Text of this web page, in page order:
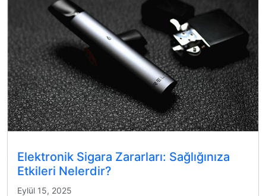
Elektronik Sigara Zararları: Sağlığınıza
Etkileri Nelerdir?
Eylül 15, 2025